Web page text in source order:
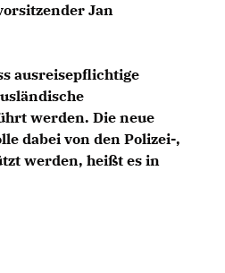
Jan
ausreisepflichtige
werden. Die neue
dabei von den Polizei-,
werden, heißt es in